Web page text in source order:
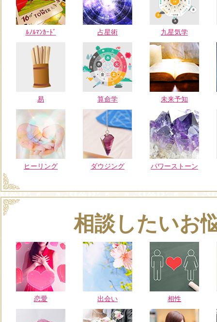
ﾙﾉﾙﾏﾝｶｰﾄﾞ 占星術 九星気学
易 算命学 未来予知
ヒーリング ダウジング パワーストーン
相談したいお
恋愛 出会い 相性